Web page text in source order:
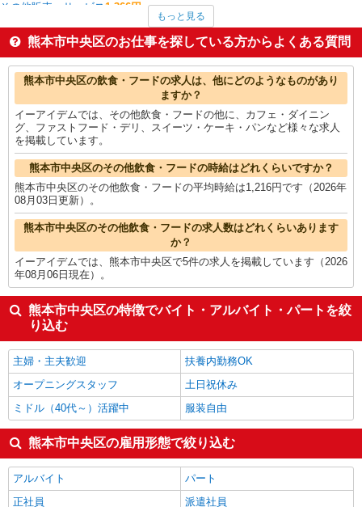
その他販売・サービス 1,366円
看護師・保健師・看護助手・助産師 1,364円
介護職・ヘルパー1,354円
その他介護・福祉 1,350円
家電・携帯販売1,326円
熊本市中央区の他の職種の平均時給を見る
もっと見る
熊本市中央区のお仕事を探している方からよくある質問
熊本市中央区の飲食・フードの求人は、他にどのようなものがあり
ますか？
イーアイデムでは、その他飲食・フードの他に、カフェ・ダイニン
グ、ファストフード・デリ、スイーツ・ケーキ・パンなど様々な求人
を掲載しています。
熊本市中央区のその他飲食・フードの時給はどれくらいですか？
熊本市中央区のその他飲食・フードの平均時給は1,216円です（2026年
08月03日更新）。
熊本市中央区のその他飲食・フードの求人数はどれくらいあります
か？
イーアイデムでは、熊本市中央区で5件の求人を掲載しています（2026
年08月06日現在）。
熊本市中央区の特徴でバイト・アルバイト・パートを絞
り込む
主婦・主夫歓迎
扶養内勤務OK
オープニングスタッフ
土日祝休み
ミドル（40代～）活躍中
服装自由
熊本市中央区の雇用形態で絞り込む
アルバイト
パート
正社員
派遣社員